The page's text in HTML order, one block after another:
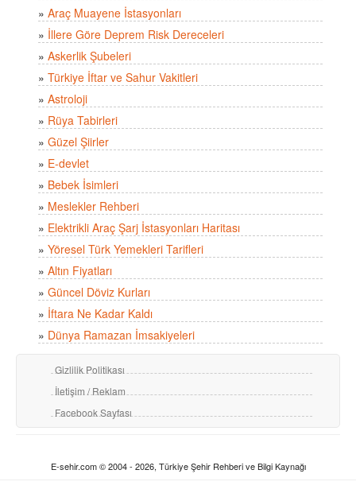
» Araç Muayene İstasyonları
» İllere Göre Deprem Risk Dereceleri
» Askerlik Şubeleri
» Türkiye İftar ve Sahur Vakitleri
» Astroloji
» Rüya Tabirleri
» Güzel Şiirler
» E-devlet
» Bebek İsimleri
» Meslekler Rehberi
» Elektrikli Araç Şarj İstasyonları Haritası
» Yöresel Türk Yemekleri Tarifleri
» Altın Fiyatları
» Güncel Döviz Kurları
» İftara Ne Kadar Kaldı
» Dünya Ramazan İmsakiyeleri
Gizlilik Politikası
İletişim / Reklam
Facebook Sayfası
E-sehir.com © 2004 - 2026, Türkiye Şehir Rehberi ve Bilgi Kaynağı